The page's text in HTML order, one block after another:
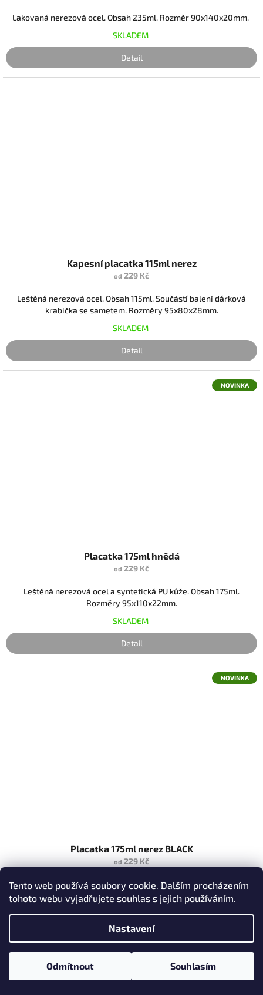
Tento web používá soubory cookie. Dalším procházením
tohoto webu vyjadřujete souhlas s jejich používáním.
Nastavení
Odmítnout Souhlasím
Lakovaná nerezová ocel. Obsah 235ml. Rozměr 90x140x20mm.
SKLADEM
Detail
Kapesní placatka 115ml nerez
od 229 Kč
Leštěná nerezová ocel. Obsah 115ml. Součástí balení dárková
krabička se sametem. Rozměry 95x80x28mm.
SKLADEM
Detail
NOVINKA
Placatka 175ml hnědá
od 229 Kč
Leštěná nerezová ocel a syntetická PU kůže. Obsah 175ml.
Rozměry 95x110x22mm.
SKLADEM
Detail
NOVINKA
Placatka 175ml nerez BLACK
od 229 Kč
Lakovaná nerezová ocel. Černá mat. Obsah 175ml. Rozměr
80x122x26mm.
SKLADEM
Detail